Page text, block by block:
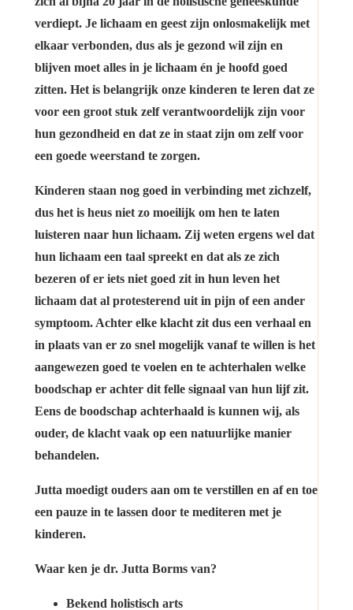
verdiept. Je lichaam en geest zijn onlosmakelijk met
elkaar verbonden, dus als je gezond wil zijn en
blijven moet alles in je lichaam én je hoofd goed
zitten. Het is belangrijk onze kinderen te leren dat ze
voor een groot stuk zelf verantwoordelijk zijn voor
hun gezondheid en dat ze in staat zijn om zelf voor
een goede weerstand te zorgen.
Kinderen staan nog goed in verbinding met zichzelf,
dus het is heus niet zo moeilijk om hen te laten
luisteren naar hun lichaam. Zij weten ergens wel dat
hun lichaam een taal spreekt en dat als ze zich
bezeren of er iets niet goed zit in hun leven het
lichaam dat al protesterend uit in pijn of een ander
symptoom. Achter elke klacht zit dus een verhaal en
in plaats van er zo snel mogelijk vanaf te willen is het
aangewezen goed te voelen en te achterhalen welke
boodschap er achter dit felle signaal van hun lijf zit.
Eens de boodschap achterhaald is kunnen wij, als
ouder, de klacht vaak op een natuurlijke manier
behandelen.
Jutta moedigt ouders aan om te verstillen en af en toe
een pauze in te lassen door te mediteren met je
kinderen.
Waar ken je dr. Jutta Borms van?
Bekend holistisch arts